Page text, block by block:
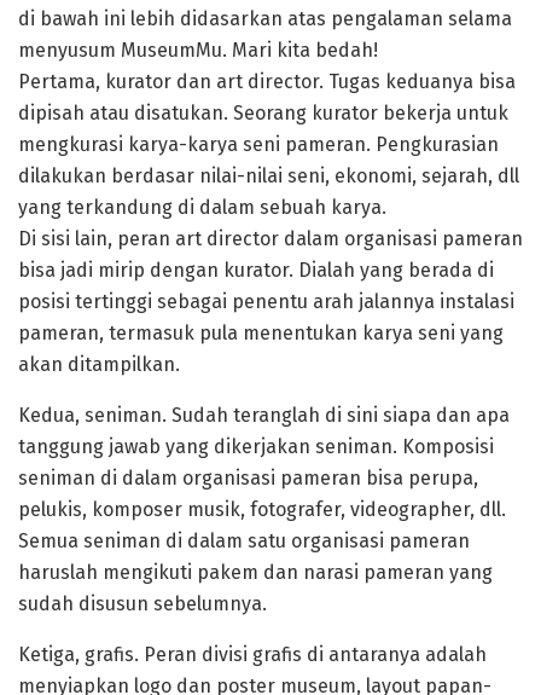
di bawah ini lebih didasarkan atas pengalaman selama
menyusum MuseumMu. Mari kita bedah!
Pertama, kurator dan art director. Tugas keduanya bisa
dipisah atau disatukan. Seorang kurator bekerja untuk
mengkurasi karya-karya seni pameran. Pengkurasian
dilakukan berdasar nilai-nilai seni, ekonomi, sejarah, dll
yang terkandung di dalam sebuah karya.
Di sisi lain, peran art director dalam organisasi pameran
bisa jadi mirip dengan kurator. Dialah yang berada di
posisi tertinggi sebagai penentu arah jalannya instalasi
pameran, termasuk pula menentukan karya seni yang
akan ditampilkan.
Kedua, seniman. Sudah teranglah di sini siapa dan apa
tanggung jawab yang dikerjakan seniman. Komposisi
seniman di dalam organisasi pameran bisa perupa,
pelukis, komposer musik, fotografer, videographer, dll.
Semua seniman di dalam satu organisasi pameran
haruslah mengikuti pakem dan narasi pameran yang
sudah disusun sebelumnya.
Ketiga, grafis. Peran divisi grafis di antaranya adalah
menyiapkan logo dan poster museum, layout papan-